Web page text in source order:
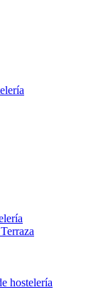
hostelería